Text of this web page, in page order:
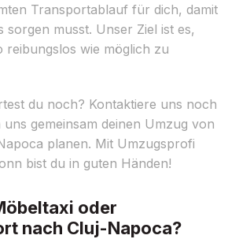
Transportablauf für dich, damit
sorgen musst. Unser Ziel ist es,
reibungslos wie möglich zu
du noch? Kontaktiere uns noch
gemeinsam deinen Umzug von
planen. Mit Umzugsprofi
bist du in guten Händen!
oder
nach Cluj-Napoca?